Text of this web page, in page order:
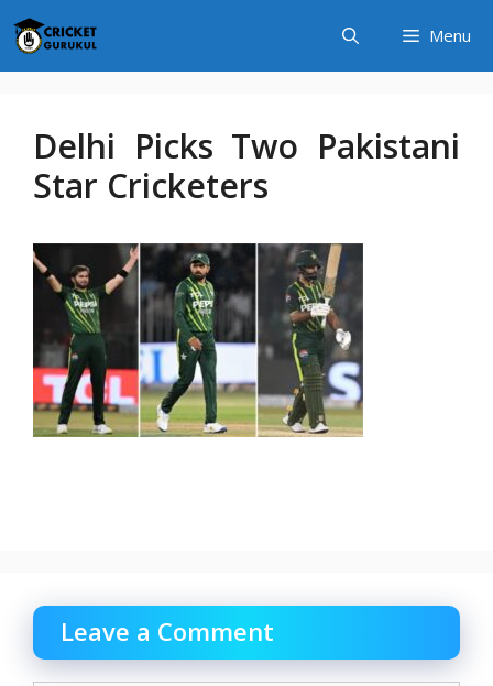
Skip
to
content
Menu
Delhi Picks Two Pakistani
Star Cricketers
Leave a Comment